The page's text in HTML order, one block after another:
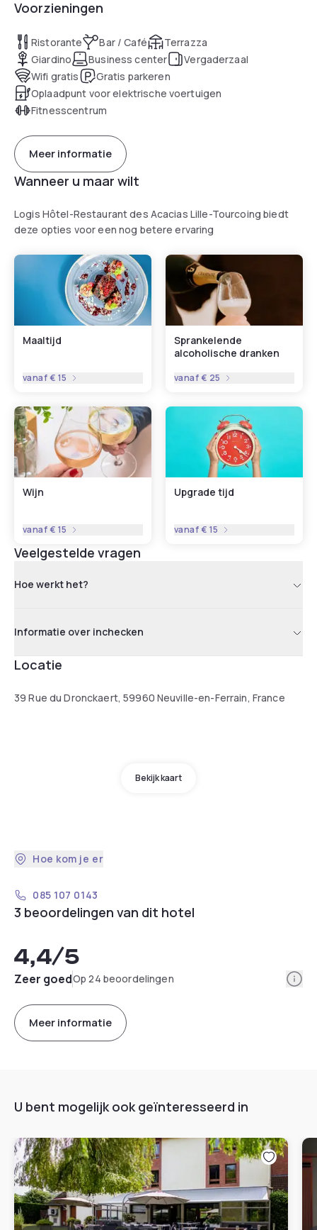
Voorzieningen
Ristorante Bar / Café
Terrazza
Giardino
Business center
Vergaderzaal
Wifi gratis
Gratis parkeren
Oplaadpunt voor elektrische voertuigen
Fitnesscentrum
Meer informatie
Wanneer u maar wilt
Logis Hôtel-Restaurant des Acacias Lille-Tourcoing biedt
deze opties voor een nog betere ervaring
Maaltijd
vanaf€ 15
Sprankelende
alcoholische dranken
vanaf€ 25
Wijn
vanaf€ 15
Upgrade tijd
vanaf€ 15
Veelgestelde vragen
Hoe werkt het?
Informatie over inchecken
Locatie
39 Rue du Dronckaert, 59960 Neuville-en-Ferrain, France
Bekijk kaart
Hoe kom je er
085 107 0143
3 beoordelingen van dit hotel
4,4/5
Zeer goedOp 24 beoordelingen
Meer informatie
U bent mogelijk ook geïnteresseerd in